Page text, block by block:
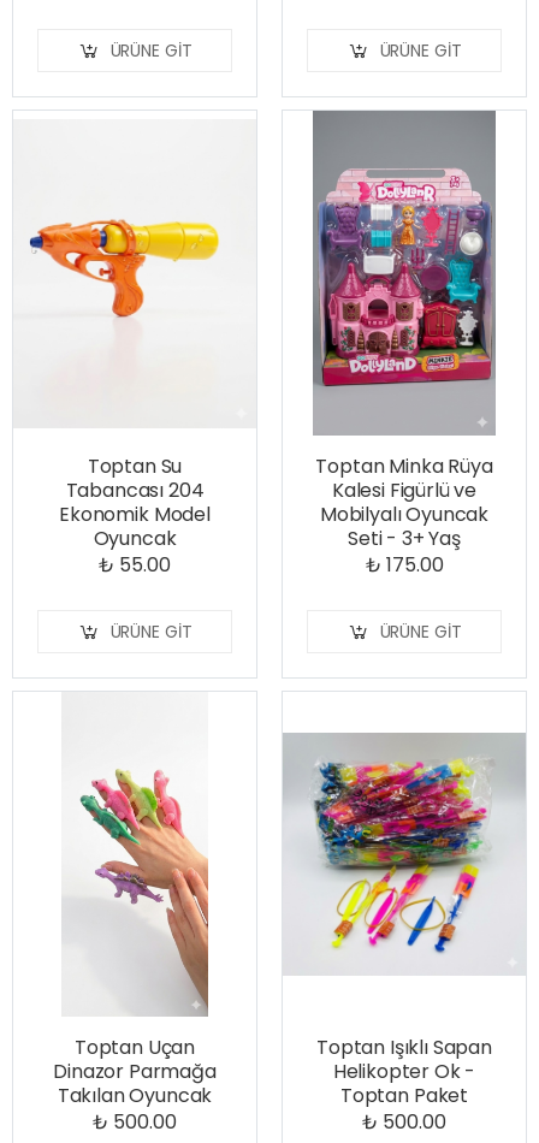
ÜRÜNE GIT ÜRÜNE GIT
Toptan Su
Tabancası 204
Ekonomik Model
Oyuncak
₺ 55.00
ÜRÜNE GIT
Toptan Minka Rüya
Kalesi Figürlü ve
Mobilyalı Oyuncak
Seti - 3+ Yaş
₺ 175.00
ÜRÜNE GIT
Toptan Uçan
Dinazor Parmağa
Takılan Oyuncak
₺ 500.00
Toptan Işıklı Sapan
Helikopter Ok -
Toptan Paket
₺ 500.00